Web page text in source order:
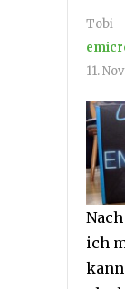
Tobi
11.
ich